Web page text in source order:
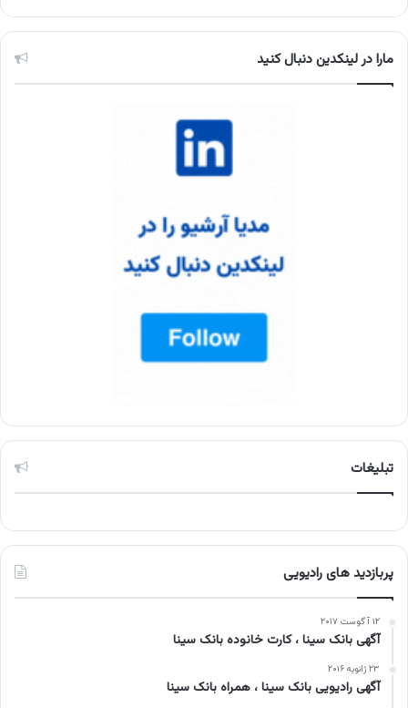
مارا در لینکدین دنبال کنید
تبلیغات
پربازدید های رادیویی
۱۲ آگوست ۲۰۱۷
آگهی بانک سینا ، کارت خانوده بانک سینا
۲۳ ژانویه ۲۰۱۶
آگهی رادیویی بانک سینا ، همراه بانک سینا